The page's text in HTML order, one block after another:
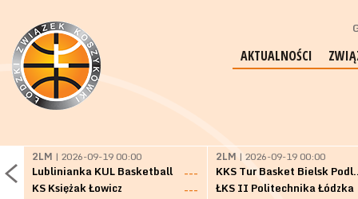
AKTUALNOŚCI
2LM | 2026-09-19 00:00
Lublinianka KUL Basketball
---
KS Księżak Łowicz
---
2LM | 2026-09-19 00:00
KKS Tur
ŁKS II Politechnika Łódzka